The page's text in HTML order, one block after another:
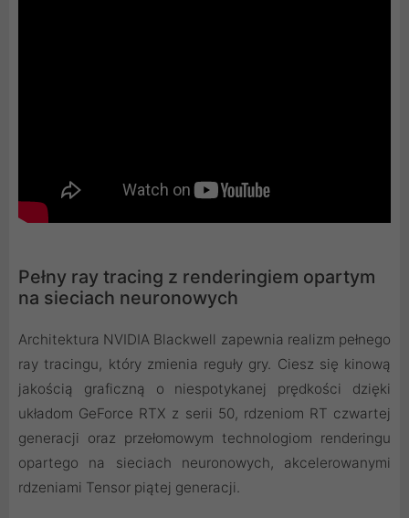
Pełny ray tracing z renderingiem opartym
na sieciach neuronowych
Architektura NVIDIA Blackwell zapewnia realizm pełnego
ray tracingu, który zmienia reguły gry. Ciesz się kinową
jakością graficzną o niespotykanej prędkości dzięki
układom GeForce RTX z serii 50, rdzeniom RT czwartej
generacji oraz przełomowym technologiom renderingu
opartego na sieciach neuronowych, akcelerowanymi
rdzeniami Tensor piątej generacji.